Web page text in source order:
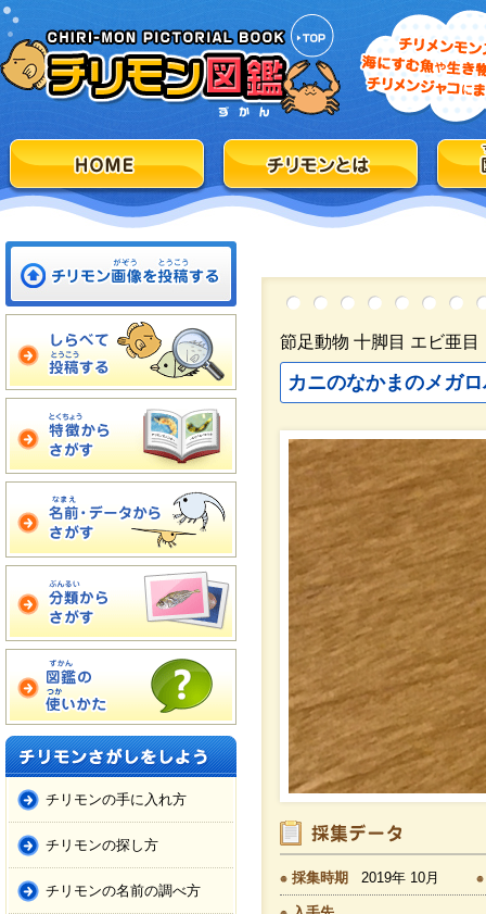
チリモンの手に入れ方
チリモンの探し方
チリモンの名前の調べ方
節足動物 十脚目 エビ亜
カニのなかまのメガ
採集時期 2019年 10月